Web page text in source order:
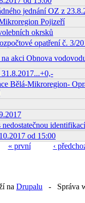
jednání OZ z
Pojizeří
okrsků
opatření č. 3/
akci Obnova
Bělá-Mikroregion-
identifikací
od 15:00
« první ‹
na Drupalu - Správa